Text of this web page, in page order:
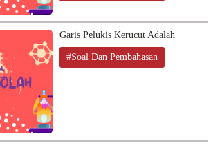
Garis Pelukis Kerucut Adalah
#Soal Dan Pembahasan